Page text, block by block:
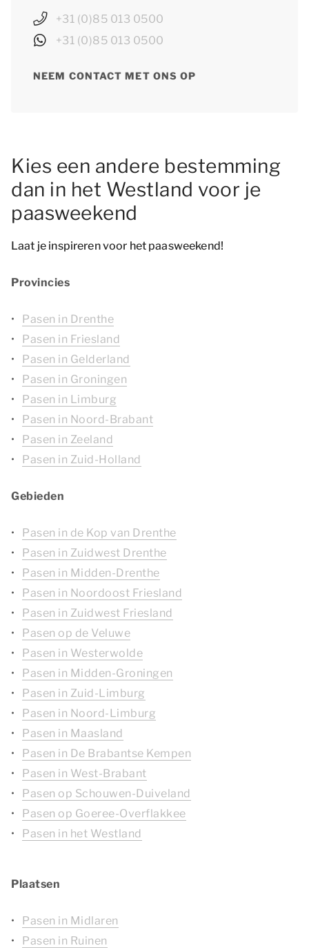
+31 (0)85 013 0500
+31 (0)85 013 0500
NEEM CONTACT MET ONS OP
Kies een andere bestemming
dan in het Westland voor je
paasweekend
Laat je inspireren voor het paasweekend!
Provincies
Pasen in Drenthe
Pasen in Friesland
Pasen in Gelderland
Pasen in Groningen
Pasen in Limburg
Pasen in Noord-Brabant
Pasen in Zeeland
Pasen in Zuid-Holland
Gebieden
Pasen in de Kop van Drenthe
Pasen in Zuidwest Drenthe
Pasen in Midden-Drenthe
Pasen in Noordoost Friesland
Pasen in Zuidwest Friesland
Pasen op de Veluwe
Pasen in Westerwolde
Pasen in Midden-Groningen
Pasen in Zuid-Limburg
Pasen in Noord-Limburg
Pasen in Maasland
Pasen in De Brabantse Kempen
Pasen in West-Brabant
Pasen op Schouwen-Duiveland
Pasen op Goeree-Overflakkee
Pasen in het Westland
Plaatsen
Pasen in Midlaren
Pasen in Ruinen